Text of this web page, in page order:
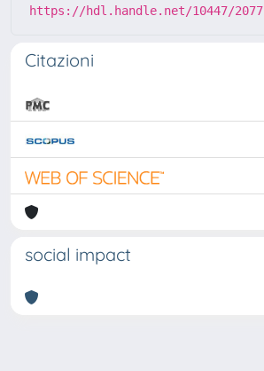
https://hdl.handle.net/10447/2077
Citazioni
social impact